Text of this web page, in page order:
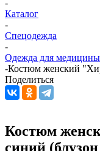
-
Каталог
-
Спецодежда
-
Одежда для
-Костюм женский
Поделиться
Костюм
синий